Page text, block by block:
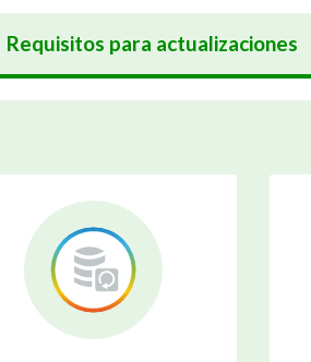
Requisitos para actualizaciones